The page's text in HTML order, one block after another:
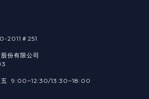
2011＃251
份有限公司
五 9:00~12:30/13:30~18:00